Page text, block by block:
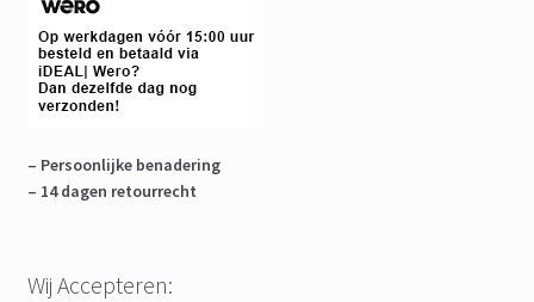
– Persoonlijke benadering
– 14 dagen retourrecht
Wij Accepteren: